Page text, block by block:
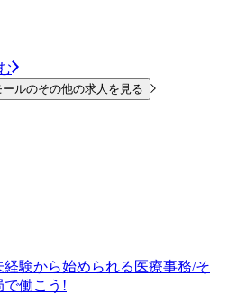
ルのその他の求人を見る
経験から始められる医療事務/そ
で働こう!